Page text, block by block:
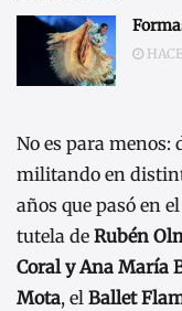
No es para menos:
militando en
años que pasó en el
tutela de Rubén
Coral y Ana María
Mota, el Ballet